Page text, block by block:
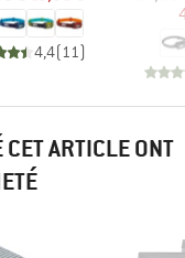
4,4( 11)
ARTICLE ONT